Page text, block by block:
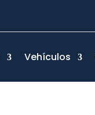
Vehículos